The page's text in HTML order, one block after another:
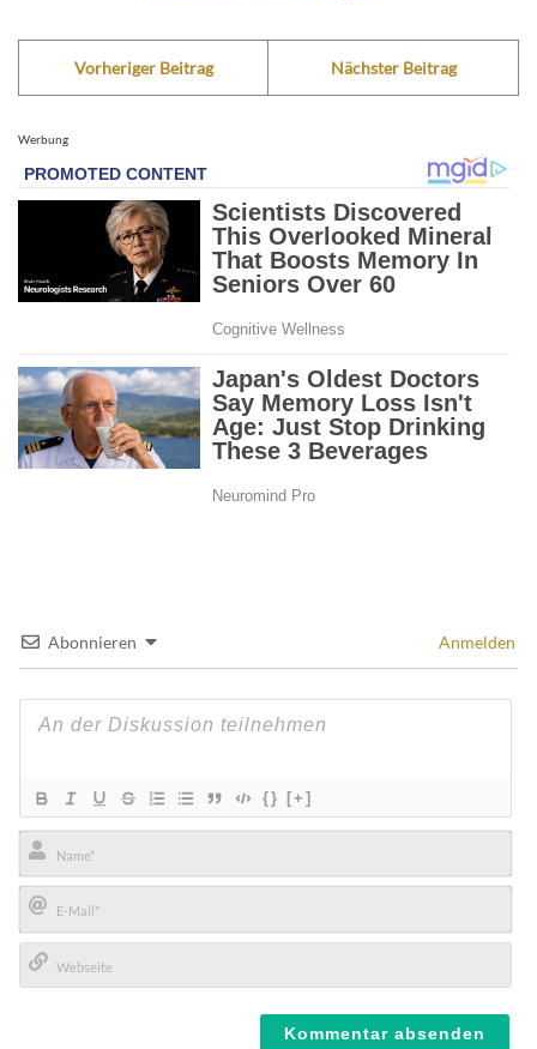
Vorheriger Beitrag Nächster Beitrag
Werbung
Abonnieren Anmelden
{} [+]
Name*
E-
Mail*